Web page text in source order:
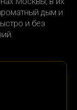
дым и
и без